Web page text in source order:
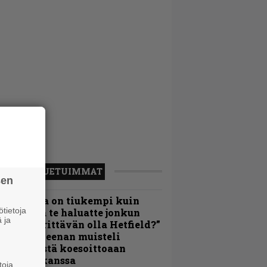
LUETUIMMAT
”Metallica on tiukempi kuin
ja te haluatte jonkun
yrittävän olla Hetfield?”
Pepper Keenan muisteli
koesoittoaan
kanssa
ja